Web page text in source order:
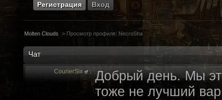
Регистрация Вход
Molten Clouds > Просмотр профиля: NecroSha
Чат
CourierSix : Добрый день. Мы
тоже не лучший